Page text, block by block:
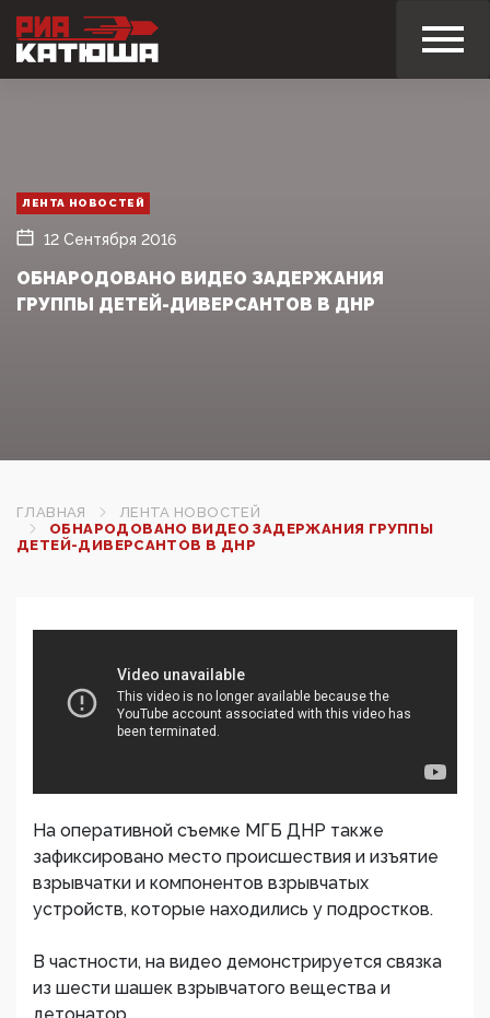
ЛЕНТА НОВОСТЕЙ
12 Сентября 2016
ОБНАРОДОВАНО ВИДЕО ЗАДЕРЖАНИЯ
ГРУППЫ ДЕТЕЙ-ДИВЕРСАНТОВ В ДНР
ГЛАВНАЯ
ЛЕНТА НОВОСТЕЙ
ОБНАРОДОВАНО ВИДЕО ЗАДЕРЖАНИЯ ГРУППЫ
ДЕТЕЙ-ДИВЕРСАНТОВ В ДНР
На оперативной съемке МГБ ДНР также
зафиксировано место происшествия и изъятие
взрывчатки и компонентов взрывчатых
устройств, которые находились у подростков.
В частности, на видео демонстрируется связка
из шести шашек взрывчатого вещества и